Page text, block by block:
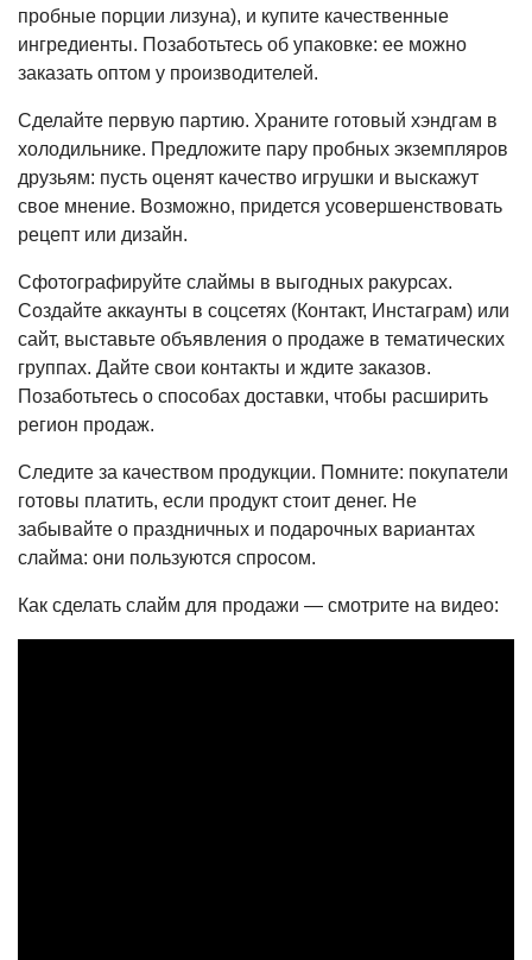
пробные порции лизуна), и купите качественные
ингредиенты. Позаботьтесь об упаковке: ее можно
заказать оптом у производителей.
Сделайте первую партию. Храните готовый хэндгам в
холодильнике. Предложите пару пробных экземпляров
друзьям: пусть оценят качество игрушки и выскажут
свое мнение. Возможно, придется усовершенствовать
рецепт или дизайн.
Сфотографируйте слаймы в выгодных ракурсах.
Создайте аккаунты в соцсетях (Контакт, Инстаграм) или
сайт, выставьте объявления о продаже в тематических
группах. Дайте свои контакты и ждите заказов.
Позаботьтесь о способах доставки, чтобы расширить
регион продаж.
Следите за качеством продукции. Помните: покупатели
готовы платить, если продукт стоит денег. Не
забывайте о праздничных и подарочных вариантах
слайма: они пользуются спросом.
Как сделать слайм для продажи — смотрите на видео: